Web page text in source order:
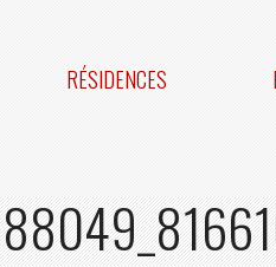
RÉSIDENCES